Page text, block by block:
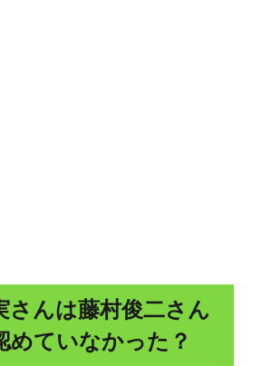
さんは藤村俊二さん
めていなかった？